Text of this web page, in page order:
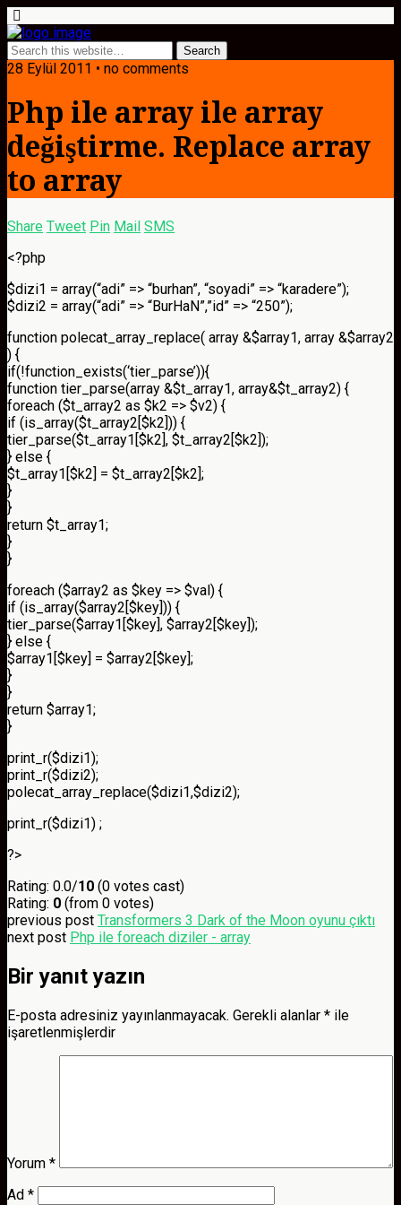
28 Eylül 2011 • no comments
Php ile array ile array
değiştirme. Replace array
to array
Share Tweet Pin Mail SMS
<?php
$dizi1 = array(“adi” => “burhan”, “soyadi” => “karadere”);
$dizi2 = array(“adi” => “BurHaN”,”id” => “250”);
function polecat_array_replace( array &$array1, array &$array2
) {
if(!function_exists(‘tier_parse’)){
function tier_parse(array &$t_array1, array&$t_array2) {
foreach ($t_array2 as $k2 => $v2) {
if (is_array($t_array2[$k2])) {
tier_parse($t_array1[$k2], $t_array2[$k2]);
} else {
$t_array1[$k2] = $t_array2[$k2];
}
}
return $t_array1;
}
}
foreach ($array2 as $key => $val) {
if (is_array($array2[$key])) {
tier_parse($array1[$key], $array2[$key]);
} else {
$array1[$key] = $array2[$key];
}
}
return $array1;
}
print_r($dizi1);
print_r($dizi2);
polecat_array_replace($dizi1,$dizi2);
print_r($dizi1) ;
?>
Rating: 0.0/10 (0 votes cast)
Rating: 0 (from 0 votes)
previous post Transformers 3 Dark of the Moon oyunu çıktı
next post Php ile foreach diziler - array
Bir yanıt yazın
E-posta adresiniz yayınlanmayacak. Gerekli alanlar * ile
işaretlenmişlerdir
Yorum *
Ad *